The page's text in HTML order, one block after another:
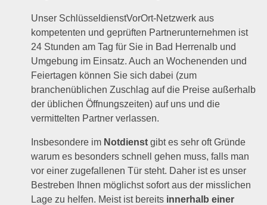
Unser SchlüsseldienstVorOrt-Netzwerk aus
kompetenten und geprüften Partnerunternehmen ist
24 Stunden am Tag für Sie in Bad Herrenalb und
Umgebung im Einsatz. Auch an Wochenenden und
Feiertagen können Sie sich dabei (zum
branchenüblichen Zuschlag auf die Preise außerhalb
der üblichen Öffnungszeiten) auf uns und die
vermittelten Partner verlassen.
Insbesondere im Notdienst gibt es sehr oft Gründe
warum es besonders schnell gehen muss, falls man
vor einer zugefallenen Tür steht. Daher ist es unser
Bestreben Ihnen möglichst sofort aus der misslichen
Lage zu helfen. Meist ist bereits innerhalb einer